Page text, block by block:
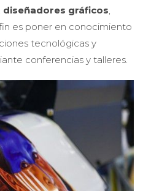
diseñadores gráficos,
es poner en conocimiento
tecnológicas y
conferencias y talleres.